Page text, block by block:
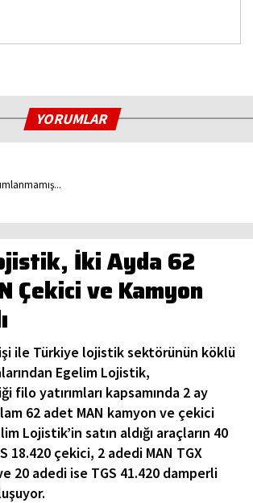
YORUMLAR
İki Ayda 62
Çekici ve Kamyon
ile Türkiye lojistik sektörünün köklü
Egelim Lojistik,
filo yatırımları kapsamında 2 ay
62 adet MAN kamyon ve çekici
Lojistik’in satın aldığı araçların 40
18.420 çekici, 2 adedi MAN TGX
20 adedi ise TGS 41.420 damperli